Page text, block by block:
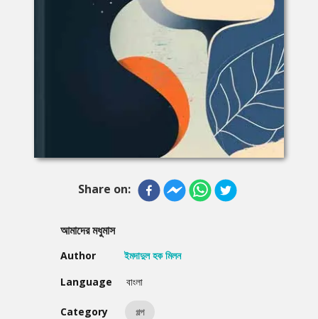
Share on:
আমাদের মধুমাস
Author
ইমদাদুল হক মিলন
Language
বাংলা
Category গল্প